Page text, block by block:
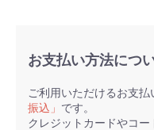
お支払い方法につ
ご利用いただけるお支払
振込」 です。
クレジットカードやコ